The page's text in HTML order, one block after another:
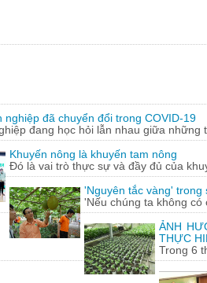
nghiệp đã chuyển đổi trong COVID-19
đang học hỏi lẫn nhau giữa những
Khuyến nông là khuyến tam nông
Đó là vai trò thực sự và đầy đủ của
'Nguyên tắc vàng' trong
'Nếu chúng ta không
ẢNH
THỰC
Trong 6